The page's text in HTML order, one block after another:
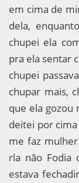
em cima de
dela,
chupei ela
pra ela sentar
chupei
chupar mais,
que ela gozou
deitei por
me faz
rla não Fodia
estava